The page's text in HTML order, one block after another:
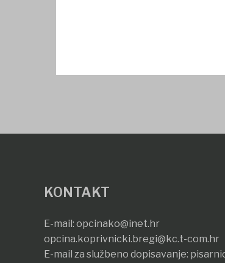
KONTAKT
E-mail: opcinako@inet.hr
opcina.koprivnicki.bregi@kc.t-com.hr
E-mail za službeno dopisavanje: